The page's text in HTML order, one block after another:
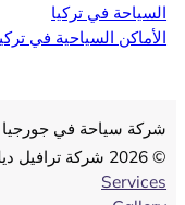
السياحة في تركيا
الأماكن السياحية في
شركة سياحة في جورجيا
© 2026 شركة ترافيل ديلي رواد السياحة والسفر
Services